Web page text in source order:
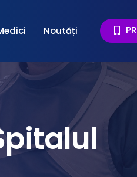
Noutăți